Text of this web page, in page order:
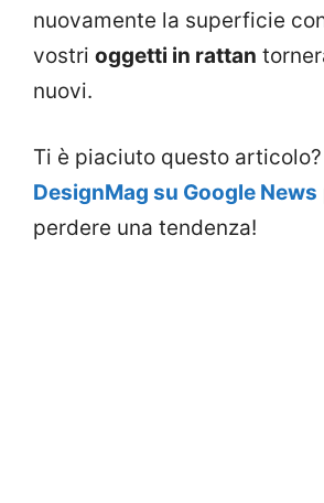
nuovamente la superficie
vostri oggetti in rattan
nuovi.
Ti è piaciuto questo articolo?
DesignMag su Google News
perdere una tendenza!